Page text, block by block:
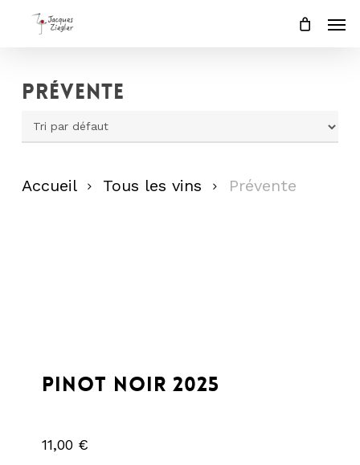
Prévente
Accueil Tous les vins Prévente
Pinot noir 2025
11,00 €
11,00€